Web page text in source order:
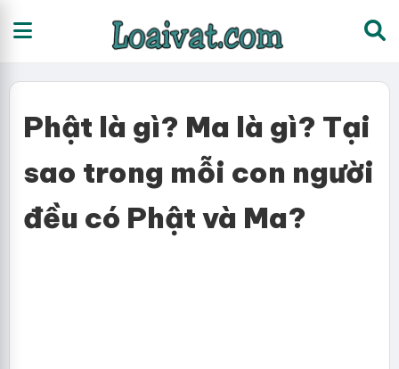
Phật là gì? Ma là gì? Tại
sao trong mỗi con người
đều có Phật và Ma?